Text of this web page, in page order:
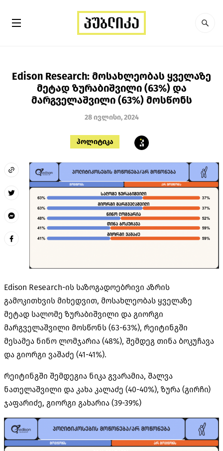
Edison Research: მოსახლეობას ყველაზე
მეტად ზურაბიშვილი (63%) და
მარგველაშვილი (63%) მოსწონს
28 ივლისი, 2024
პოლიტიკა
Edison Research-ის საზოგადოებრივი აზრის
გამოკითხვის მიხედვით, მოსახლეობას ყველაზე
მეტად სალომე ზურაბიშვილი და გიორგი
მარგველაშვილი მოსწონს (63-63%), რეიტინგში
მესამეა ნინო ლომჯარია (48%), შემდეგ თინა ბოკუჩავა
და გიორგი ვაშაძე (41-41%).
რეიტინგში შემდეგია ნიკა გვარამია, შალვა
ნათელაშვილი და კახა კალაძე (40-40%), ზურა (გირჩი)
ჯაფარიძე, გიორგი გახარია (39-39%)